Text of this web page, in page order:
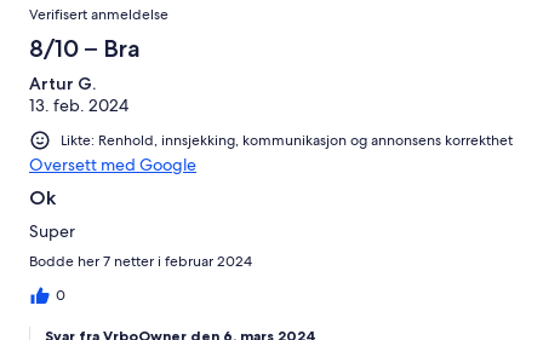
Verifisert anmeldelse
8/10 – Bra
Artur G.
13. feb. 2024
Likte: Renhold, innsjekking, kommunikasjon og annonsens korrekthet
Oversett med Google
Ok
Super
Bodde her 7 netter i februar 2024
0
Svar fra VrboOwner den 6. mars 2024